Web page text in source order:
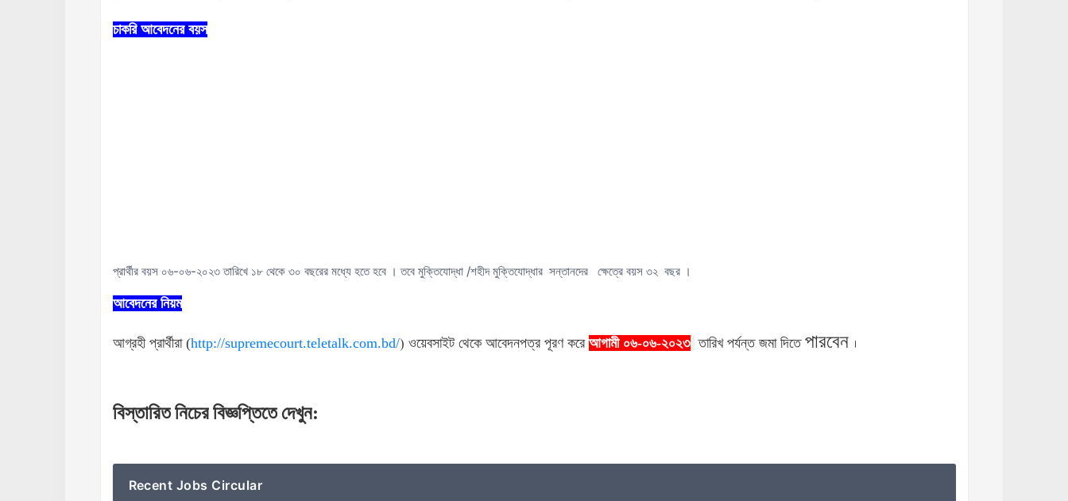
চাকরি আবেদনের বয়স
প্রার্থীর বয়স ০৬-০৬-২০২৩ তারিখে ১৮ থেকে ৩০ বছরের মধ্যে হতে হবে । তবে মুক্তিযোদ্ধা /শহীদ মুক্তিযোদ্ধার সন্তানদের ক্ষেত্রে বয়স ৩২ বছর ।
আবেদনের নিয়ম
আগ্রহী প্রার্থীরা (http://supremecourt.teletalk.com.bd/) ওয়েবসাইট থেকে আবেদনপত্র পূরণ করে আগামী ০৬-০৬-২০২৩ তারিখ পর্যন্ত জমা দিতে পারবেন।
বিস্তারিত নিচের বিজ্ঞপ্তিতে দেখুন:
Recent Jobs Circular